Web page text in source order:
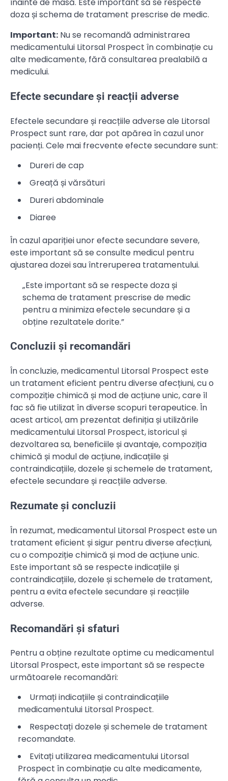
doza și schema de tratament prescrise de medic.
Important: Nu se recomandă administrarea
medicamentului Litorsal Prospect în combinație cu
alte medicamente, fără consultarea prealabilă a
medicului.
Efecte secundare și reacții adverse
Efectele secundare și reacțiile adverse ale Litorsal
Prospect sunt rare, dar pot apărea în cazul unor
pacienți. Cele mai frecvente efecte secundare sunt:
Dureri de cap
Greață și vărsături
Dureri abdominale
Diaree
În cazul apariției unor efecte secundare severe,
este important să se consulte medicul pentru
ajustarea dozei sau întreruperea tratamentului.
„Este important să se respecte doza și
schema de tratament prescrise de medic
pentru a minimiza efectele secundare și a
obține rezultatele dorite.”
Concluzii și recomandări
În concluzie, medicamentul Litorsal Prospect este
un tratament eficient pentru diverse afecțiuni, cu o
compoziție chimică și mod de acțiune unic, care îl
fac să fie utilizat în diverse scopuri terapeutice. În
acest articol, am prezentat definiția și utilizările
medicamentului Litorsal Prospect, istoricul și
dezvoltarea sa, beneficiile și avantaje, compoziția
chimică și modul de acțiune, indicațiile și
contraindicațiile, dozele și schemele de tratament,
efectele secundare și reacțiile adverse.
Rezumate și concluzii
În rezumat, medicamentul Litorsal Prospect este un
tratament eficient și sigur pentru diverse afecțiuni,
cu o compoziție chimică și mod de acțiune unic.
Este important să se respecte indicațiile și
contraindicațiile, dozele și schemele de tratament,
pentru a evita efectele secundare și reacțiile
adverse.
Recomandări și sfaturi
Pentru a obține rezultate optime cu medicamentul
Litorsal Prospect, este important să se respecte
următoarele recomandări:
Urmați indicațiile și contraindicațiile
medicamentului Litorsal Prospect.
Respectați dozele și schemele de tratament
recomandate.
Evitați utilizarea medicamentului Litorsal
Prospect în combinație cu alte medicamente,